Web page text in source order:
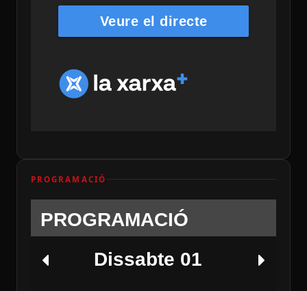
Veure el directe
PROGRAMACIÓ
PROGRAMACIÓ
Dissabte 01